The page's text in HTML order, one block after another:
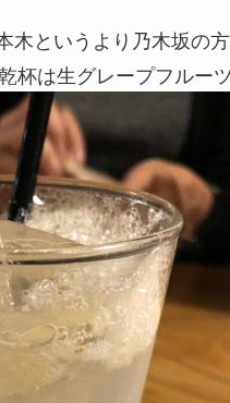
木というより乃木坂の
杯は生グレープフルーツ